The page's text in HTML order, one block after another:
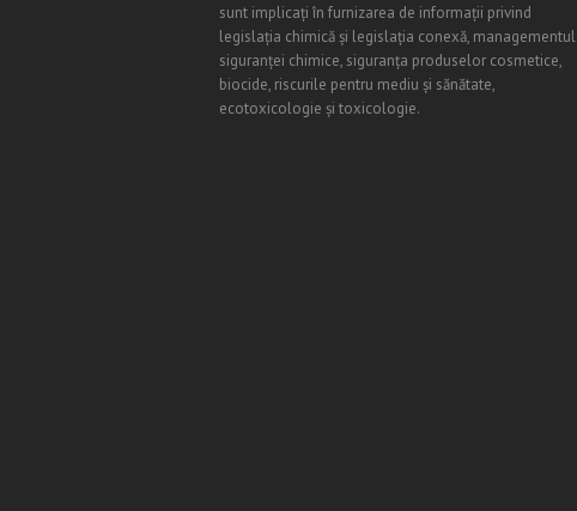
sunt implicați în furnizarea de informații privind
legislația chimică și legislația conexă, managementul
siguranței chimice, siguranța produselor cosmetice,
biocide, riscurile pentru mediu și sănătate,
ecotoxicologie și toxicologie.